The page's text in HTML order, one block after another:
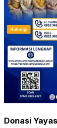
Donasi